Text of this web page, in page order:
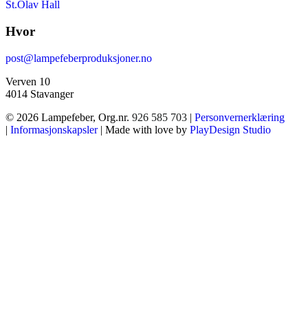
St.Olav Hall
Hvor
post@lampefeberproduksjoner.no
Verven 10
4014 Stavanger
© 2026 Lampefeber, Org.nr. 926 585 703 | Personvernerklæring
| Informasjonskapsler| Made with love by PlayDesign Studio